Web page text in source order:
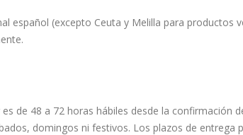
español (excepto Ceuta y Melilla para productos
de 48 a 72 horas hábiles desde la
domingos ni festivos. Los plazos de